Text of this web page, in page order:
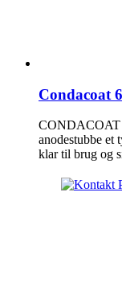
Condacoat
CONDACOAT
anodestubbe et
klar til brug og